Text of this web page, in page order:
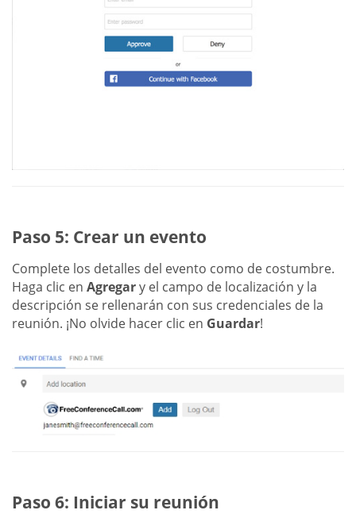
Paso 5: Crear un evento
Complete los detalles del evento como de costumbre.
Haga clic en Agregary el campo de localización y la
descripción se rellenarán con sus credenciales de la
reunión. ¡No olvide hacer clic en Guardar!
Paso 6: Iniciar su reunión